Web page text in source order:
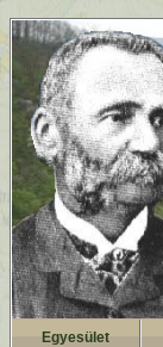
Egyesület